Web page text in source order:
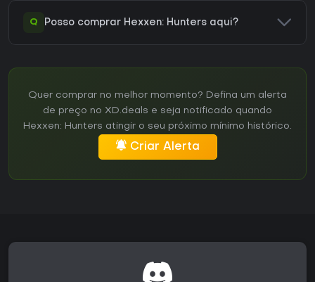
Q Posso comprar Hexxen: Hunters aqui?
Quer comprar no melhor momento? Defina um alerta
de preço no XD.deals e seja notificado quando
Hexxen: Hunters atingir o seu próximo mínimo histórico.
Criar Alerta